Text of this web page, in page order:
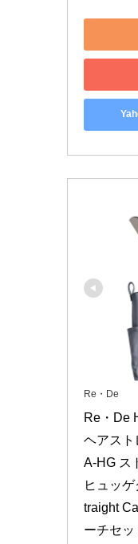
Re・De
Re・De
ヘアスト
A-HG ス
ヒュッ
traight
ーチセッ